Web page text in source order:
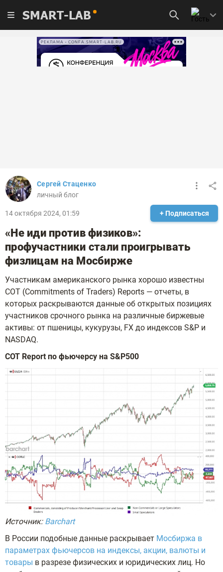
SMART-LAB
РЕКЛАМА • CONFA.SMART-LAB.RU
Сергей Стаценко
личный блог
14 октября 2024, 01:59 + Подписаться
«Не иди против физиков»:
профучастники стали проигрывать
физлицам на Мосбирже
Участникам американского рынка хорошо известны
COT (Commitments of Traders) Reports — отчеты, в
которых раскрываются данные об открытых позициях
участников срочного рынка на различные биржевые
активы: от пшеницы, кукурузы, FX до индексов S&P и
NASDAQ.
СОТ Report по фьючерсу на S&P500
Источник: Barchart
В России подобные данные раскрывает Мосбиржа в
параметрах фьючерсов на индексы, акции, валюты и
товары в разрезе физических и юридических лиц. Но